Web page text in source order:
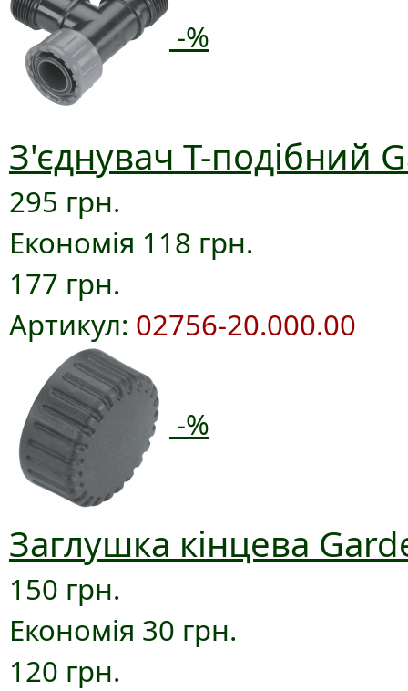
-%
З'єднувач T-подібний
295 грн.
Економія 118 грн.
177 грн.
Артикул: 02756-20.000.00
-%
Заглушка кінцева
150 грн.
Економія 30 грн.
120 грн.